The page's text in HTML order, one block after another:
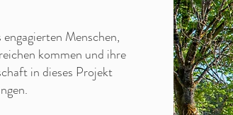
Menschen,
kommen und ihre
in dieses Projekt